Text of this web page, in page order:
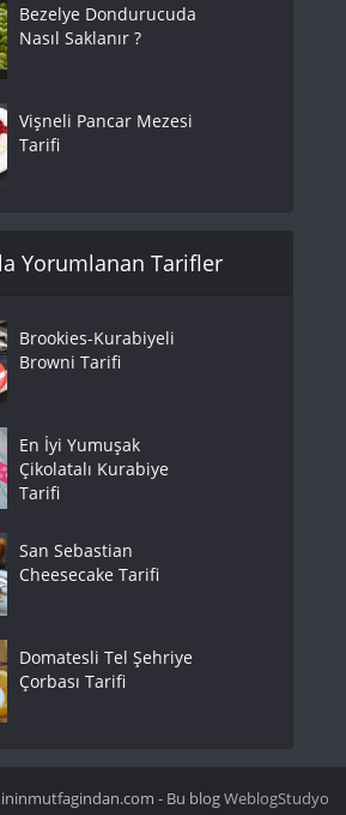
Bezelye Dondurucuda
Nasıl Saklanır ?
Vişneli Pancar Mezesi
Tarifi
Yorumlanan Tarifler
Brookies-Kurabiyeli
Browni Tarifi
En İyi Yumuşak
Çikolatalı Kurabiye
Tarifi
San Sebastian
Cheesecake Tarifi
Domatesli Tel Şehriye
Çorbası Tarifi
- Bu blogWeblogStudyo